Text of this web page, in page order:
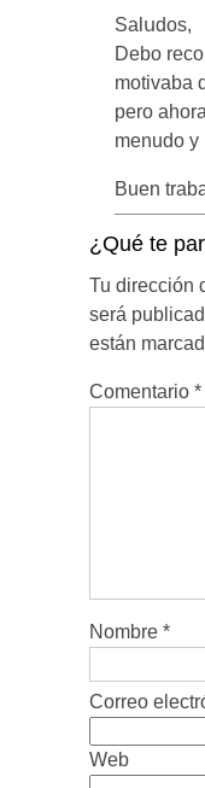
Salսdos,
Debo
motivaba
pero
menudo y
Buen
¿Qué te
Tu dirección
será
están
Comentario *
Nombre *
Correo
Web